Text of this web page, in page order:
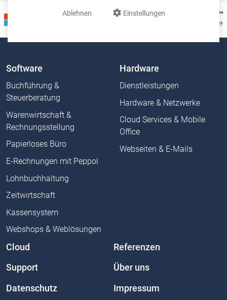
Einstellungen
Ablehnen
Software
Buchführung &
Steuerberatung
Warenwirtschaft &
Rechnungsstellung
Papierloses Büro
E-Rechnungen mit Peppol
Lohnbuchhaltung
Zeitwirtschaft
Kassensystem
Webshops & Weblösungen
Hardware
Dienstleistungen
Hardware & Netzwerke
Cloud Services & Mobile
Office
Webseiten & E-Mails
Cloud Referenzen
Support Über uns
Datenschutz Impressum